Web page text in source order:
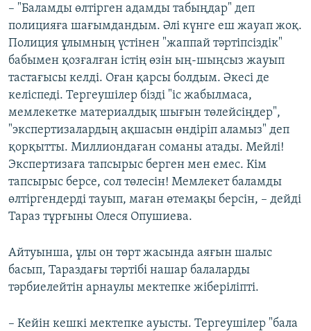
– "Баламды өлтірген адамды табыңдар" деп
полицияға шағымдандым. Әлі күнге еш жауап жоқ.
Полиция ұлымның үстінен "жаппай тәртіпсіздік"
бабымен қозғалған істің өзін ың-шыңсыз жауып
тастағысы келді. Оған қарсы болдым. Әкесі де
келіспеді. Тергеушілер бізді "іс жабылмаса,
мемлекетке материалдық шығын төлейсіңдер",
"экспертизалардың ақшасын өндіріп аламыз" деп
қорқытты. Миллиондаған соманы атады. Мейлі!
Экспертизаға тапсырыс берген мен емес. Кім
тапсырыс берсе, сол төлесін! Мемлекет баламды
өлтіргендерді тауып, маған өтемақы берсін, – дейді
Тараз тұрғыны Олеся Опушиева.
Айтуынша, ұлы он төрт жасында аяғын шалыс
басып, Тараздағы тәртібі нашар балаларды
тәрбиелейтін арнаулы мектепке жіберіліпті.
– Кейін кешкі мектепке ауысты. Тергеушілер "бала